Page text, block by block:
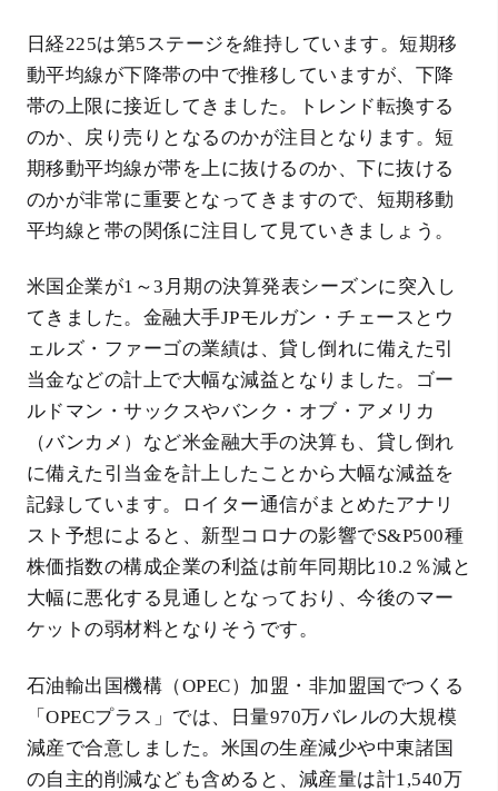
日経225は第5ステージを維持しています。短期移
動平均線が下降帯の中で推移していますが、下降
帯の上限に接近してきました。トレンド転換する
のか、戻り売りとなるのかが注目となります。短
期移動平均線が帯を上に抜けるのか、下に抜ける
のかが非常に重要となってきますので、短期移動
平均線と帯の関係に注目して見ていきましょう。
米国企業が1～3月期の決算発表シーズンに突入し
てきました。金融大手JPモルガン・チェースとウ
ェルズ・ファーゴの業績は、貸し倒れに備えた引
当金などの計上で大幅な減益となりました。ゴー
ルドマン・サックスやバンク・オブ・アメリカ
（バンカメ）など米金融大手の決算も、貸し倒れ
に備えた引当金を計上したことから大幅な減益を
記録しています。ロイター通信がまとめたアナリ
スト予想によると、新型コロナの影響でS&P500種
株価指数の構成企業の利益は前年同期比10.2％減と
大幅に悪化する見通しとなっており、今後のマー
ケットの弱材料となりそうです。
石油輸出国機構（OPEC）加盟・非加盟国でつくる
「OPECプラス」では、日量970万バレルの大規模
減産で合意しました。米国の生産減少や中東諸国
の自主的削減なども含めると、減産量は計1,540万